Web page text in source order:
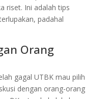
riset. Ini adalah tips
padahal
Orang
gagal UTBK mau pilih
dengan orang-orang